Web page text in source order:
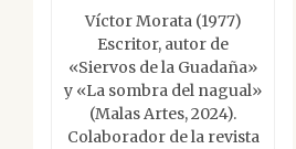
Víctor Morata (1977)
Escritor, autor de
«Siervos de la Guadaña»
y «La sombra del nagual»
(Malas Artes, 2024).
Colaborador de la revista